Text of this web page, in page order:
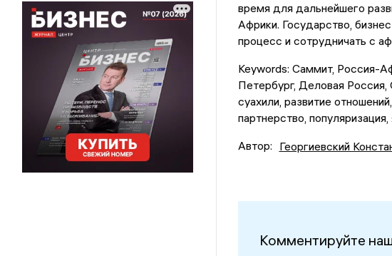
время для дальнейшего
Африки. Государство,
процесс и сотрудничать с
Keywords: Саммит, Россия-
Петербург, Деловая
суахили, развитие
партнерство, популяризация,
Автор: Георгиевский
Комментируйте